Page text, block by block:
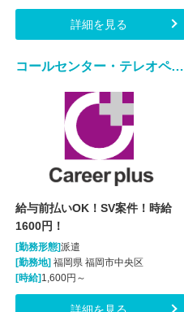
詳細を見る
コールセンター・テレオペ（受信）(業務用スマートフォンに関する紛失等問い合わせ窓口)
給与前払いOK！SV案件！時給
1600円！
[勤務形態]派遣
[勤務地] 福岡県 福岡市中央区
[時給] 1,600円～